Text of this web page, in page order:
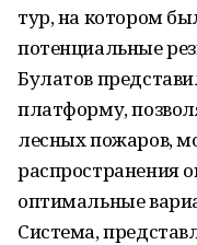
тур, на котором
потенциальные
Булатов
платформу,
лесных пожаров,
распространения
оптимальные
Система,